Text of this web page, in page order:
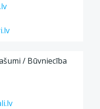
/ Būvniecība